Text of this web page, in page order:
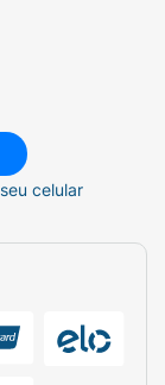
celular